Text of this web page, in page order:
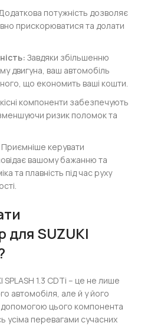
потужність дозволяє
прискорюватися та долати
Завдяки збільшенню
двигуна, ваш автомобіль
що економить ваші кошти.
компоненти забезпечують
ризик поломок та
Приємніше керувати
вашому бажанню та
та плавність під час руху
SUZUKI
1.3 CDTi – це не лише
автомобіля, але й у його
допомогою цього компонента
усіма перевагами сучасних